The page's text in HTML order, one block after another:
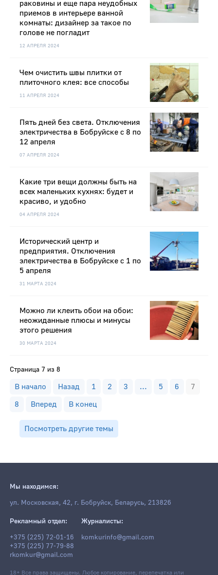
12 АПРЕЛЯ 2024
раковины и еще пара неудобных
приемов в интерьере ванной
комнаты: дизайнер за такое по
голове не погладит
11 АПРЕЛЯ 2024
Чем очистить швы плитки от
плиточного клея: все способы
07 АПРЕЛЯ 2024
Пять дней без света. Отключения
электричества в Бобруйске с 8 по
12 апреля
04 АПРЕЛЯ 2024
Какие три вещи должны быть на
всех маленьких кухнях: будет и
красиво, и удобно
31 МАРТА 2024
Исторический центр и
предприятия. Отключения
электричества в Бобруйске с 1 по
5 апреля
30 МАРТА 2024
Можно ли клеить обои на обои:
неожиданные плюсы и минусы
этого решения
Страница 7 из 8
В начало Назад 1 2 3 ... 5 6
7
8
Вперед В конец
Посмотреть другие темы
Мы находимся:
ул. Московская, 42, г. Бобруйск, Беларусь, 213826
Рекламный отдел:
+375 (225) 72-01-16
+375 (225) 77-79-88
rkomkur@gmail.com
Журналисты:
komkurinfo@gmail.com
18+ Все права защищены. Любое копирование, перепечатка или